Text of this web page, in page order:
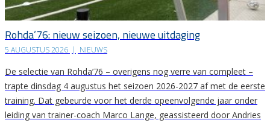
Rohda’76: nieuw seizoen, nieuwe uitdaging
5 AUGUSTUS 2026 | NIEUWS
De selectie van Rohda’76 – overigens nog verre van compleet –
trapte dinsdag 4 augustus het seizoen 2026-2027 af met de eerste
training. Dat gebeurde voor het derde opeenvolgende jaar onder
leiding van trainer-coach Marco Lange, geassisteerd door Andries